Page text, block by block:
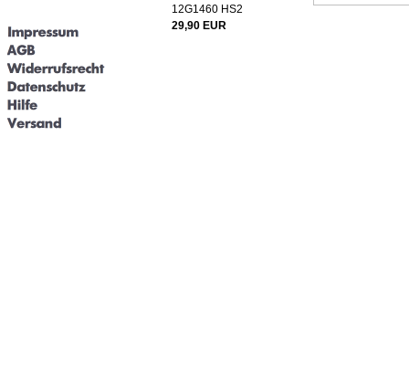
12G1460 HS2
29,90 EUR